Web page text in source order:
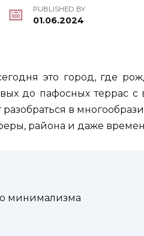
PUBLISHED BY
01.06.2024
это город, где
до пафосных террас
разобраться в
района и даже
минимализма